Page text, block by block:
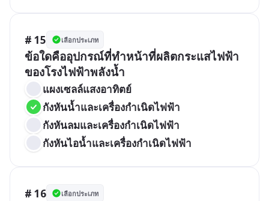
# 15 เลือกประเภท
ข้อใดคืออุปกรณ์ที่ทำหน้าที่ผลิตกระแสไฟฟ้า
ของโรงไฟฟ้าพลังน้ำ
แผงเซลล์แสงอาทิตย์
กังหันน้ำและเครื่องกำเนิดไฟฟ้า
กังหันลมและเครื่องกำเนิดไฟฟ้า
กังหันไอน้ำและเครื่องกำเนิดไฟฟ้า
# 16 เลือกประเภท